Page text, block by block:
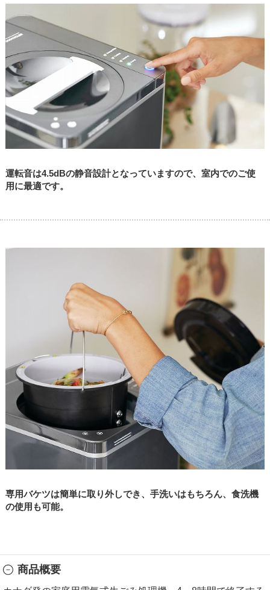
運転音は4.5dBの静音設計となっていますので、室内でのご使
用に最適です。
専用バケツは簡単に取り外しでき、手洗いはもちろん、食洗機
の使用も可能。
商品概要